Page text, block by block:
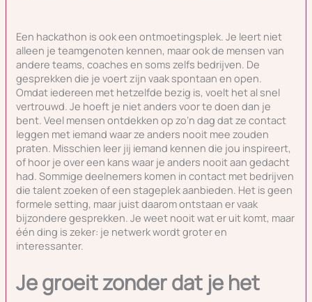
Een hackathon is ook een ontmoetingsplek. Je leert niet
alleen je teamgenoten kennen, maar ook de mensen van
andere teams, coaches en soms zelfs bedrijven. De
gesprekken die je voert zijn vaak spontaan en open.
Omdat iedereen met hetzelfde bezig is, voelt het al snel
vertrouwd. Je hoeft je niet anders voor te doen dan je
bent. Veel mensen ontdekken op zo’n dag dat ze contact
leggen met iemand waar ze anders nooit mee zouden
praten. Misschien leer jij iemand kennen die jou inspireert,
of hoor je over een kans waar je anders nooit aan gedacht
had. Sommige deelnemers komen in contact met bedrijven
die talent zoeken of een stageplek aanbieden. Het is geen
formele setting, maar juist daarom ontstaan er vaak
bijzondere gesprekken. Je weet nooit wat er uit komt, maar
één ding is zeker: je netwerk wordt groter en
interessanter.
Je groeit zonder dat je het